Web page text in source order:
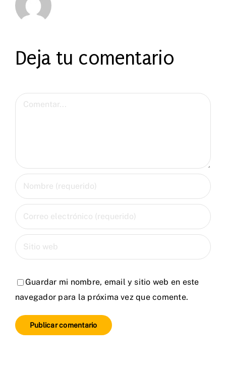
Deja tu comentario
Comentar
Guardar mi nombre, email y sitio web en este
navegador para la próxima vez que comente.